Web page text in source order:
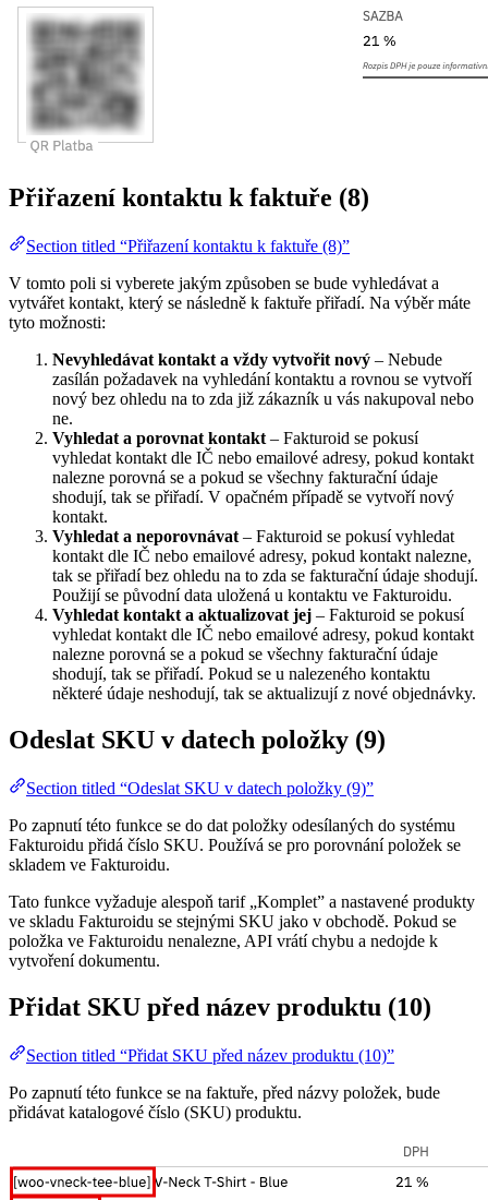
Přiřazení kontaktu k faktuře (8)
Section titled “Přiřazení kontaktu k faktuře (8)”
V tomto poli si vyberete jakým způsoben se bude vyhledávat a
vytvářet kontakt, který se následně k faktuře přiřadí. Na výběr máte
tyto možnosti:
Nevyhledávat kontakt a vždy vytvořit nový – Nebude
zasílán požadavek na vyhledání kontaktu a rovnou se vytvoří
nový bez ohledu na to zda již zákazník u vás nakupoval nebo
ne.
Vyhledat a porovnat kontakt – Fakturoid se pokusí
vyhledat kontakt dle IČ nebo emailové adresy, pokud kontakt
nalezne porovná se a pokud se všechny fakturační údaje
shodují, tak se přiřadí. V opačném případě se vytvoří nový
kontakt.
Vyhledat a neporovnávat – Fakturoid se pokusí vyhledat
kontakt dle IČ nebo emailové adresy, pokud kontakt nalezne,
tak se přiřadí bez ohledu na to zda se fakturační údaje shodují.
Použijí se původní data uložená u kontaktu ve Fakturoidu.
Vyhledat kontakt a aktualizovat jej – Fakturoid se pokusí
vyhledat kontakt dle IČ nebo emailové adresy, pokud kontakt
nalezne porovná se a pokud se všechny fakturační údaje
shodují, tak se přiřadí. Pokud se u nalezeného kontaktu
některé údaje neshodují, tak se aktualizují z nové objednávky.
Odeslat SKU v datech položky (9)
Section titled “Odeslat SKU v datech položky (9)”
Po zapnutí této funkce se do dat položky odesílaných do systému
Fakturoidu přidá číslo SKU. Používá se pro porovnání položek se
skladem ve Fakturoidu.
Tato funkce vyžaduje alespoň tarif „Komplet” a nastavené produkty
ve skladu Fakturoidu se stejnými SKU jako v obchodě. Pokud se
položka ve Fakturoidu nenalezne, API vrátí chybu a nedojde k
vytvoření dokumentu.
Přidat SKU před název produktu (10)
Section titled “Přidat SKU před název produktu (10)”
Po zapnutí této funkce se na faktuře, před názvy položek, bude
přidávat katalogové číslo (SKU) produktu.